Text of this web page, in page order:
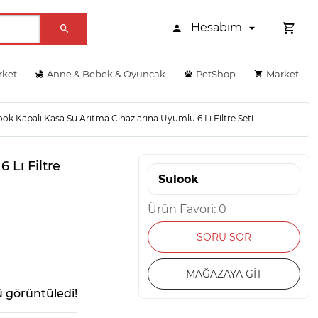
Hesabım
Anne & Bebek & Oyuncak PetShop Market
Kapalı Kasa Su Arıtma Cihazlarına Uyumlu 6 Lı Filtre Seti
Lı Filtre
Sulook
Ürün Favori: 0
SORU SOR
MAĞAZAYA GİT
görüntüledi!